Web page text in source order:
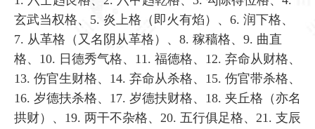
玄武当权格、5. 炎上格（即火有焰）、6. 润下格、
7. 从革格（又名阴从革格）、8. 稼穑格、9. 曲直
格、10. 日德秀气格、11. 福德格、12. 弃命从财格、
13. 伤官生财格、14. 弃命从杀格、15. 伤官带杀格、
16. 岁德扶杀格、17. 岁德扶财格、18. 夹丘格（亦名
拱财）、19. 两干不杂格、20. 五行俱足格、21. 支辰